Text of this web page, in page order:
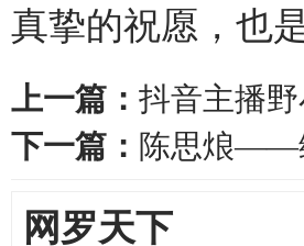
真挚的祝愿，也
上一篇： 抖音主播
下一篇： 陈思烺——
网罗天下